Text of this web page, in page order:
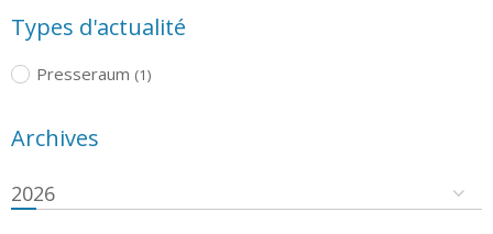
Types d'actualité
Presseraum (1)
Archives
2026